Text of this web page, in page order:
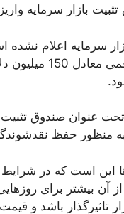
بازار سرمایه
سرمایه اعلام
بر این است تا
عنوان صندوق تثبیت
منظور حفظ
این است که در شرایط
از آن بیشتر برای
تاثیرگذار باشد و